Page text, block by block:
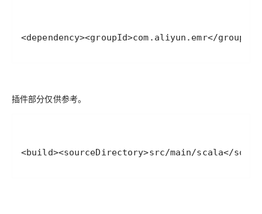
<dependency><groupId>com.aliyun.emr</groupId
插件部分仅供参考。
<build><sourceDirectory>src/main/scala</